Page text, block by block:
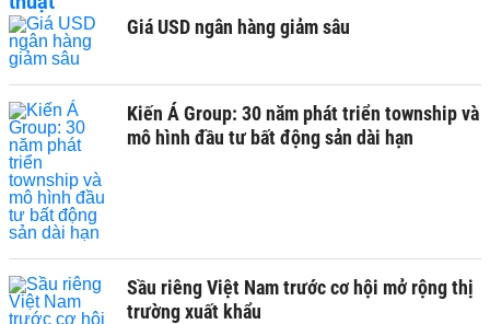
Giá USD ngân hàng giảm sâu
Kiến Á Group: 30 năm phát triển township và
mô hình đầu tư bất động sản dài hạn
Sầu riêng Việt Nam trước cơ hội mở rộng thị
trường xuất khẩu